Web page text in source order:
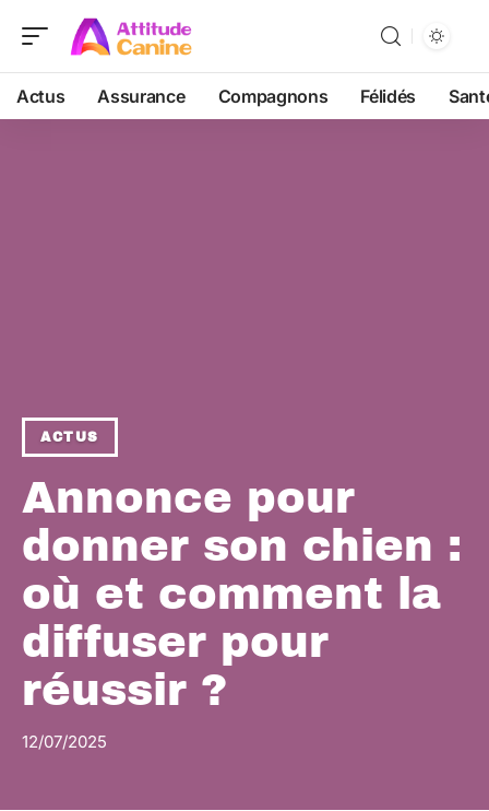
Actus Assurance Compagnons Félidés
ACTUS
Annonce pour
donner son chien :
où et comment la
diffuser pour
réussir ?
12/07/2025